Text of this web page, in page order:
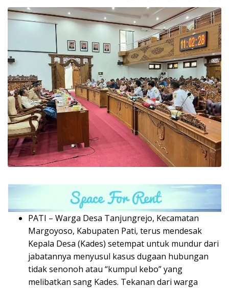
PATI – Warga Desa Tanjungrejo, Kecamatan
Margoyoso, Kabupaten Pati, terus mendesak
Kepala Desa (Kades) setempat untuk mundur dari
jabatannya menyusul kasus dugaan hubungan
tidak senonoh atau “kumpul kebo” yang
melibatkan sang Kades. Tekanan dari warga